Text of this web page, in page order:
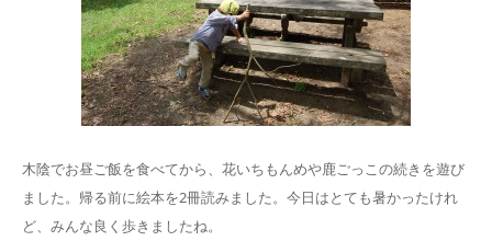
木陰でお昼ご飯を食べてから、花いちもんめや鹿ごっこの続きを遊び
ました。帰る前に絵本を2冊読みました。今日はとても暑かったけれ
ど、みんな良く歩きましたね。